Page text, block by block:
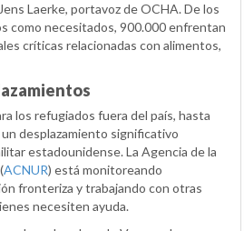
Laerke, portavoz de OCHA. De los
como necesitados, 900.000 enfrentan
críticas relacionadas con alimentos,
los refugiados fuera del país, hasta
desplazamiento significativo
estadounidense. La Agencia de la
ACNUR) está monitoreando
fronteriza y trabajando con otras
necesiten ayuda.